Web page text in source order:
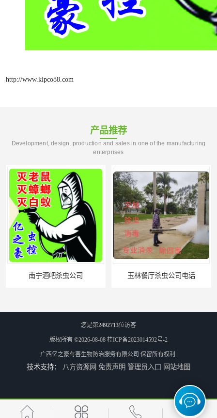
http://www.klpco88.com
产品推荐
Development, design, production and sales in one of the manufacturing
enterprises
南宁酒吧杀虫公司 玉林餐厅杀虫公司电话
北海市上门杀虫 崇左市扶绥县工厂杀虫
您是第2492713位访客
版权所有 ©2026-08-08 桂ICP备2023014592号-2
广西亿之豪有害生物防治服务有限公司 保留所有权利.
技术支持： 八方资源网 免责声明 管理员入口 网站地图